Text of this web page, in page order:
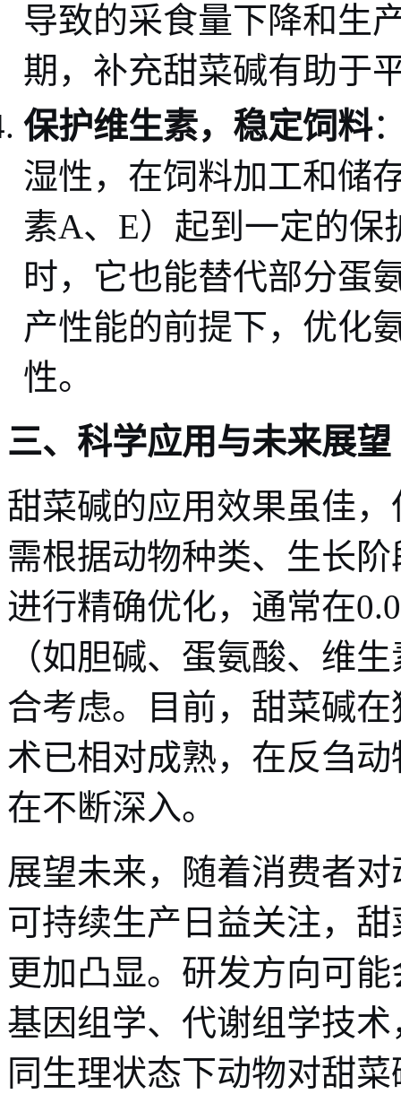
导致的采食量下降和生
期，补充甜菜碱有助于
保护维生素，稳定饲料
湿性，在饲料加工和储
素A、E）起到一定的保
时，它也能替代部分蛋
产性能的前提下，优化
性。
三、科学应用与未来展望
甜菜碱的应用效果虽佳
需根据动物种类、生长
进行精确优化，通常在
（如胆碱、蛋氨酸、维
合考虑。目前，甜菜碱
术已相对成熟，在反刍
在不断深入。
展望未来，随着消费者
可持续生产日益关注，
更加凸显。研发方向可
基因组学、代谢组学技
同生理状态下动物对甜